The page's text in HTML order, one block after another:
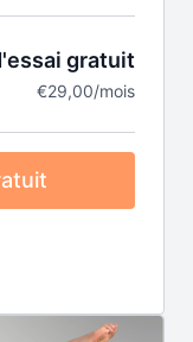
gratuit
€29,00/mois
vidéo (+